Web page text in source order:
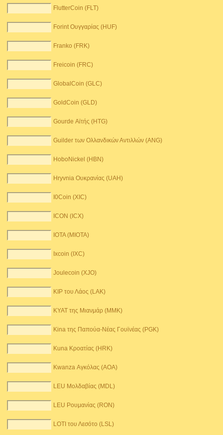
FlutterCoin (FLT)
Forint Ουγγαρίας (HUF)
Franko (FRK)
Freicoin (FRC)
GlobalCoin (GLC)
GoldCoin (GLD)
Gourde Αϊτής (HTG)
Guilder των Ολλανδικών Αντιλλών (ANG)
HoboNickel (HBN)
Hryvnia Ουκρανίας (UAH)
I0Coin (XIC)
ICON (ICX)
IOTA (MIOTA)
Ixcoin (IXC)
Joulecoin (XJO)
KIP του Λάος (LAK)
KYAT της Μιανμάρ (MMK)
Kina της Παπούα-Νέας Γουϊνέας (PGK)
Kuna Κροατίας (HRK)
Kwanza Αγκόλας (AOA)
LEU Μολδαβίας (MDL)
LEU Ρουμανίας (RON)
LOTI του Λεσότο (LSL)